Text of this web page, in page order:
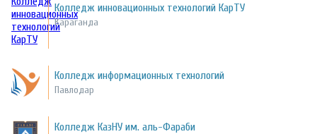
Колледж инновационных технологий КарТУ
Караганда
Колледж информационных технологий
Павлодар
Колледж КазНУ им. аль-Фараби